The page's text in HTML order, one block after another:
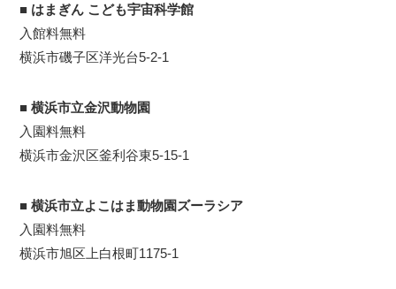
■ はまぎん こども宇宙科学館
入館料無料
横浜市磯子区洋光台5-2-1
■横浜市立金沢動物園
入園料無料
横浜市金沢区釜利谷東5-15-1
■横浜市立よこはま動物園ズーラシア
入園料無料
横浜市旭区上白根町1175-1